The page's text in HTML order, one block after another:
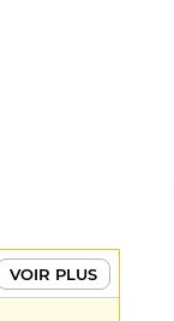
VOIR PLUS